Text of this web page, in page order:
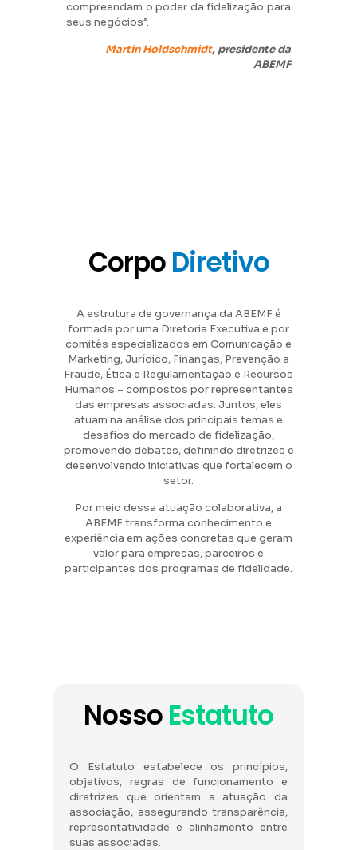
compreendam o poder da fidelização para
seus negócios”.
Martin Holdschmidt, presidente da
ABEMF
CorpoDiretivo
A estrutura de governança da ABEMF é
formada por uma Diretoria Executiva e por
comitês especializados em Comunicação e
Marketing, Jurídico, Finanças, Prevenção a
Fraude, Ética e Regulamentação e Recursos
Humanos – compostos por representantes
das empresas associadas. Juntos, eles
atuam na análise dos principais temas e
desafios do mercado de fidelização,
promovendo debates, definindo diretrizes e
desenvolvendo iniciativas que fortalecem o
setor.
Por meio dessa atuação colaborativa, a
ABEMF transforma conhecimento e
experiência em ações concretas que geram
valor para empresas, parceiros e
participantes dos programas de fidelidade.
NossoEstatuto
O Estatuto estabelece os princípios,
objetivos, regras de funcionamento e
diretrizes que orientam a atuação da
associação, assegurando transparência,
representatividade e alinhamento entre
suas associadas.